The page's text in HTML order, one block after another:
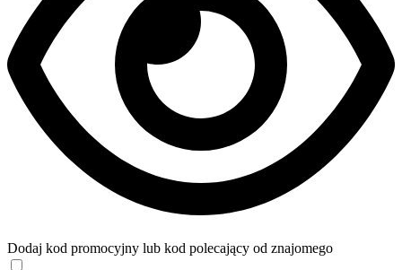
Dodaj kod promocyjny lub kod polecający od znajomego